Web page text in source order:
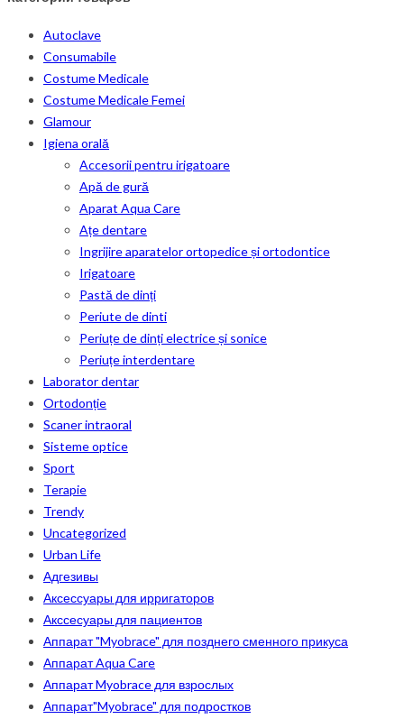
Autoclave
Consumabile
Costume Medicale
Costume Medicale Femei
Glamour
Igiena orală
Accesorii pentru irigatoare
Apă de gură
Aparat Aqua Care
Ațe dentare
Ingrijire aparatelor ortopedice și ortodontice
Irigatoare
Pastă de dinți
Periute de dinti
Periuțe de dinți electrice și sonice
Periuțe interdentare
Laborator dentar
Ortodonție
Scaner intraoral
Sisteme optice
Sport
Terapie
Trendy
Uncategorized
Urban Life
Адгезивы
Аксессуары для ирригаторов
Акссесуары для пациентов
Аппарат "Myobrace" для позднего сменного прикуса
Аппарат Aqua Care
Аппарат Myobrace для взрослых
Аппарат"Myobrace" для подростков